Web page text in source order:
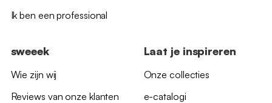
Ik ben een professional
sweeek
Wie zijn wij
Reviews van onze klanten
Laat je inspireren
Onze collecties
e-catalogi